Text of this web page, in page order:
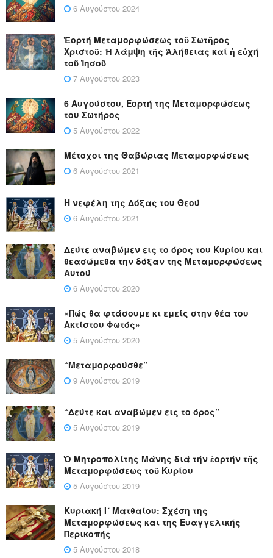
6 Αυγούστου 2024
Ἑορτή Μεταμορφώσεως τοῦ Σωτῆρος
Χριστοῦ: Ἡ λάμψη τῆς Ἀλήθειας καί ἡ εὐχή
τοῦ Ἰησοῦ
7 Αυγούστου 2023
6 Αυγούστου, Εορτή της Μεταμορφώσεως
του Σωτήρος
5 Αυγούστου 2022
Μέτοχοι της Θαβώριας Μεταμορφώσεως
6 Αυγούστου 2021
Η νεφέλη της Δόξας του Θεού
6 Αυγούστου 2021
Δεύτε αναβώμεν εις το όρος του Κυρίου και
θεασώμεθα την δόξαν της Μεταμορφώσεως
Αυτού
6 Αυγούστου 2020
«Πώς θα φτάσουμε κι εμείς στην θέα του
Ακτίστου Φωτός»
5 Αυγούστου 2020
“Μεταμορφούσθε”
9 Αυγούστου 2019
“Δεύτε και αναβώμεν εις το όρος”
5 Αυγούστου 2019
Ὁ Μητροπολίτης Μάνης διά τήν ἑορτήν τῆς
Μεταμορφώσεως τοῦ Κυρίου
5 Αυγούστου 2019
Κυριακή Ι´ Ματθαίου: Σχέση της
Μεταμορφώσεως και της Ευαγγελικής
Περικοπής
5 Αυγούστου 2018